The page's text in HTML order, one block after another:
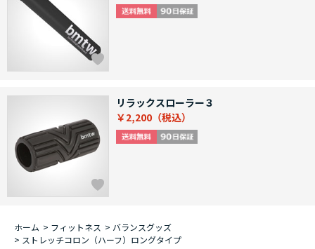
リラックスローラー３
￥2,200
ホーム > フィットネス > バランスグッズ
> ストレッチコロン（ハーフ）ロングタイプ